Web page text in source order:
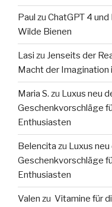
Paul zu ChatGPT 4
Wilde Bienen
Lasi zu Jenseits der
Macht der
Maria S. zu Luxus neu
Geschenkvorschläge
Enthusiasten
Belencita zu Luxus
Geschenkvorschläge
Enthusiasten
Valen zu Vitamine für